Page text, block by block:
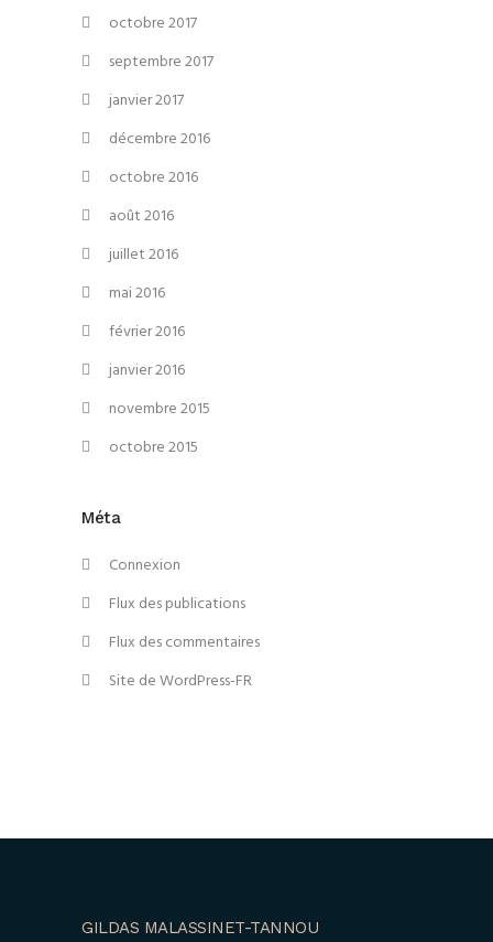
octobre 2017
septembre 2017
janvier 2017
décembre 2016
octobre 2016
août 2016
juillet 2016
mai 2016
février 2016
janvier 2016
novembre 2015
octobre 2015
Méta
Connexion
Flux des publications
Flux des commentaires
Site de WordPress-FR
GILDAS MALASSINET-TANNOU